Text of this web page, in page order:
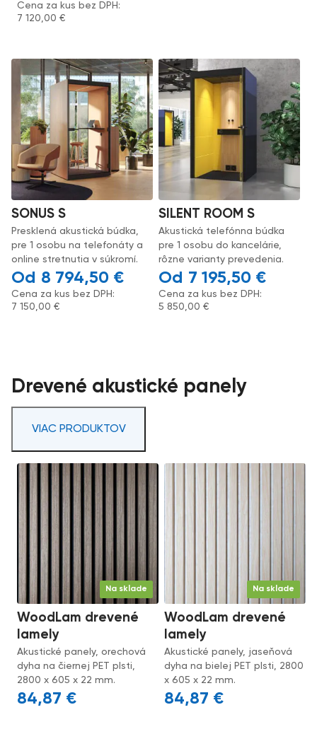
Cena za kus bez DPH:
7 120,00€
SONUS S
Presklená akustická búdka,
pre 1 osobu na telefonáty a
online stretnutia v súkromí.
8 794,50 €
Cena za kus bez DPH:
7 150,00 €
SILENT ROOM S
Akustická telefónna búdka
pre 1 osobu do kancelárie,
rôzne varianty prevedenia.
7 195,50 €
Cena za kus bez DPH:
5 850,00 €
Drevené akustické panely
VIAC PRODUKTOV
Na sklade
WoodLam drevené
lamely
Akustické panely, orechová
dyha na čiernej PET plsti,
2800 x 605 x 22 mm.
84,87 €
Na sklade
WoodLam drevené
lamely
Akustické panely, jaseňová
dyha na bielej PET plsti, 2800
x 605 x 22 mm.
84,87 €